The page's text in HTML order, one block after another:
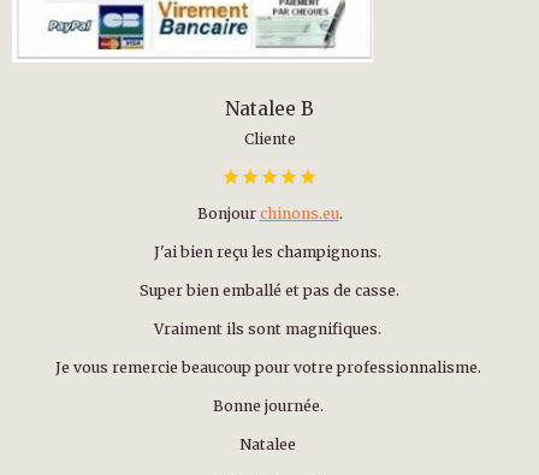
Natalee B
Cliente
Bonjour chinons.eu.
J'ai bien reçu les champignons.
Super bien emballé et pas de casse.
Vraiment ils sont magnifiques.
Je vous remercie beaucoup pour votre professionnalisme.
Bonne journée.
Natalee